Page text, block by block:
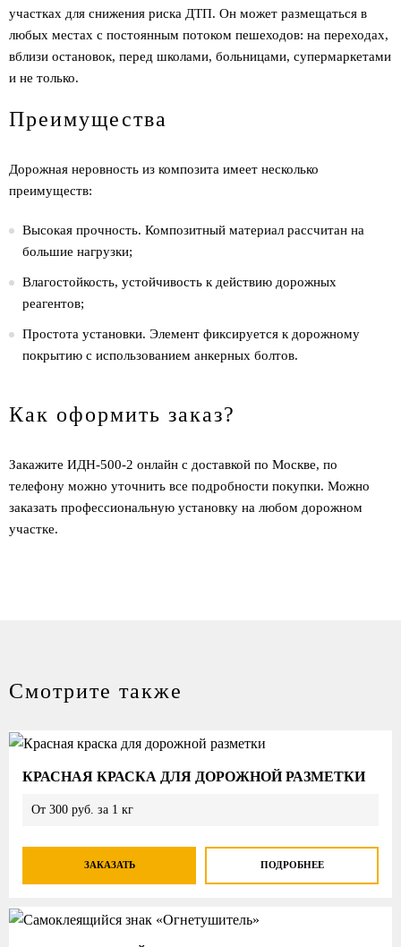
участках для снижения риска ДТП. Он может размещаться в
любых местах с постоянным потоком пешеходов: на переходах,
вблизи остановок, перед школами, больницами, супермаркетами
и не только.
Преимущества
Дорожная неровность из композита имеет несколько
преимуществ:
Высокая прочность. Композитный материал рассчитан на
большие нагрузки;
Влагостойкость, устойчивость к действию дорожных
реагентов;
Простота установки. Элемент фиксируется к дорожному
покрытию с использованием анкерных болтов.
Как оформить заказ?
Закажите ИДН-500-2 онлайн с доставкой по Москве, по
телефону можно уточнить все подробности покупки. Можно
заказать профессиональную установку на любом дорожном
участке.
Смотрите также
КРАСНАЯ КРАСКА ДЛЯ ДОРОЖНОЙ РАЗМЕТКИ
От 300 руб. за 1 кг
ЗАКАЗАТЬ ПОДРОБНЕЕ